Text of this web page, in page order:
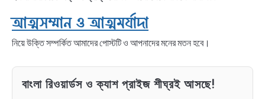
আত্মসম্মান ও আত্মমর্যাদা
নিয়ে উক্তি সম্পর্কিত আমাদের পোস্টটি ও আপনাদের মনের মতন হবে।
বাংলা রিওয়ার্ডস ও ক্যাশ প্রাইজ শীঘ্রই আসছে!